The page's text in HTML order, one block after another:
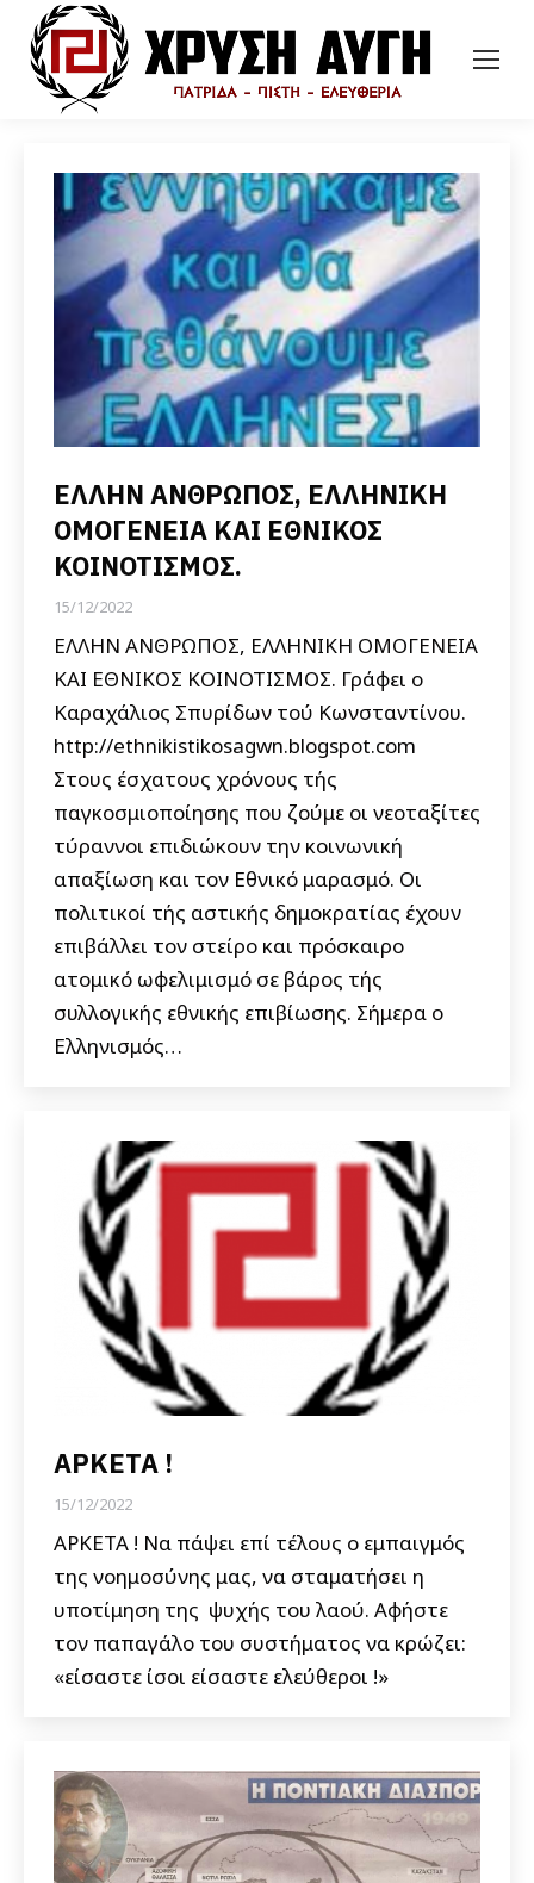
ΕΛΛΗΝ ΑΝΘΡΩΠΟΣ, ΕΛΛΗΝΙΚΗ
ΟΜΟΓΕΝΕΙΑ ΚΑΙ ΕΘΝΙΚΟΣ
ΚΟΙΝΟΤΙΣΜΟΣ.
15/12/2022
ΕΛΛΗΝ ΑΝΘΡΩΠΟΣ, ΕΛΛΗΝΙΚΗ ΟΜΟΓΕΝΕΙΑ
ΚΑΙ ΕΘΝΙΚΟΣ ΚΟΙΝΟΤΙΣΜΟΣ. Γράφει ο
Καραχάλιος Σπυρίδων τού Κωνσταντίνου.
http://ethnikistikosagwn.blogspot.com
Στους έσχατους χρόνους τής
παγκοσμιοποίησης που ζούμε οι νεοταξίτες
τύραννοι επιδιώκουν την κοινωνική
απαξίωση και τον Εθνικό μαρασμό. Οι
πολιτικοί τής αστικής δημοκρατίας έχουν
επιβάλλει τον στείρο και πρόσκαιρο
ατομικό ωφελιμισμό σε βάρος τής
συλλογικής εθνικής επιβίωσης. Σήμερα ο
Ελληνισμός…
ΑΡΚΕΤΑ !
15/12/2022
ΑΡΚΕΤΑ ! Να πάψει επί τέλους ο εμπαιγμός
της νοημοσύνης μας, να σταματήσει η
υποτίμηση της ψυχής του λαού. Αφήστε
τον παπαγάλο του συστήματος να κρώζει:
«είσαστε ίσοι είσαστε ελεύθεροι !»